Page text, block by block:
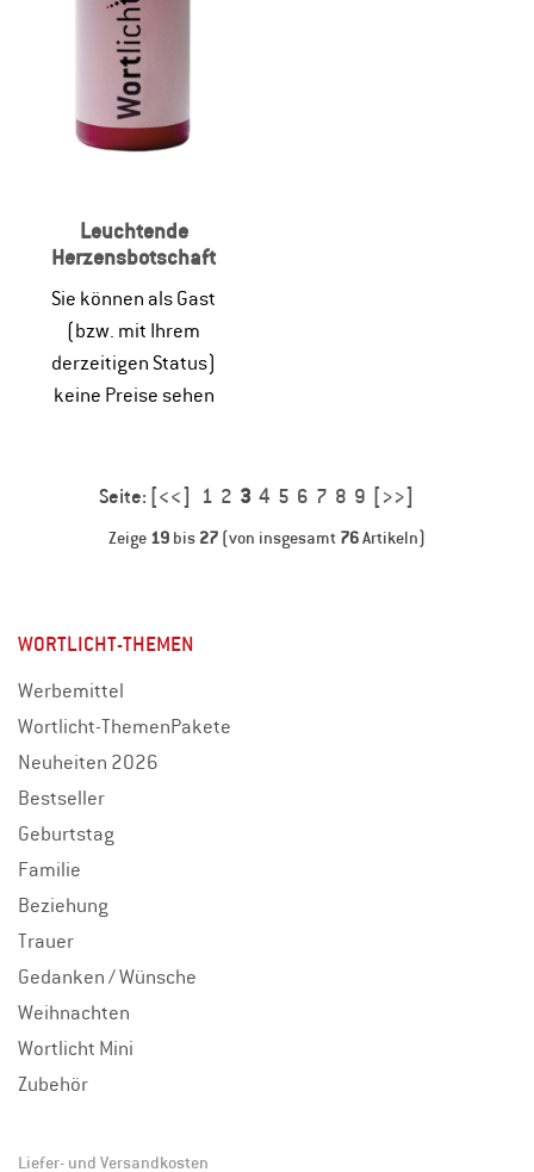
Leuchtende
Herzensbotschaft
Sie können als Gast
(bzw. mit Ihrem
derzeitigen Status)
keine Preise sehen
Seite: [<<] 1 2 3 4 5 6 7 8 9 [>>]
Zeige 19 bis 27 (von insgesamt 76Artikeln)
WORTLICHT-THEMEN
Werbemittel
Wortlicht-ThemenPakete
Neuheiten 2026
Bestseller
Geburtstag
Familie
Beziehung
Trauer
Gedanken / Wünsche
Weihnachten
Wortlicht Mini
Zubehör
Liefer- und Versandkosten